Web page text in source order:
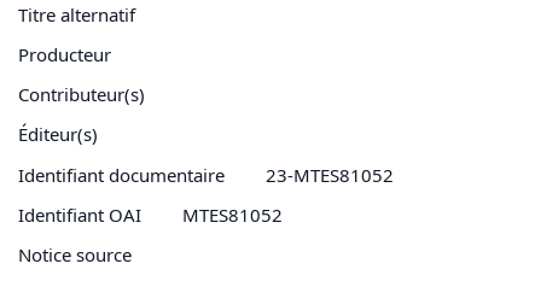
Titre alternatif
Producteur
Contributeur(s)
Éditeur(s)
Identifiant documentaire
23-MTES81052
Identifiant OAI
MTES81052
Notice source